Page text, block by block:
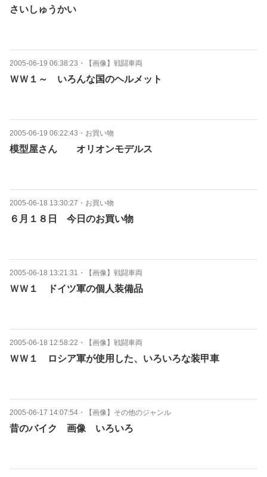
さいしゅうかい
2005-06-19 06:38:23 ・ 【画像】戦闘車両
ＷＷ１～ いろんな国のヘルメット
2005-06-19 06:22:43 ・ お買い物
模型屋さん オリオンモデルス
2005-06-18 13:30:27 ・ お買い物
６月１８日 今日のお買い物
2005-06-18 13:21:31 ・ 【画像】戦闘車両
ＷＷ１ ドイツ軍の個人装備品
2005-06-18 12:58:22 ・ 【画像】戦闘車両
ＷＷ１ ロシア軍が使用した、いろいろな装甲車
2005-06-17 14:07:54 ・ 【画像】その他のジャンル
昔のバイク 画像 いろいろ